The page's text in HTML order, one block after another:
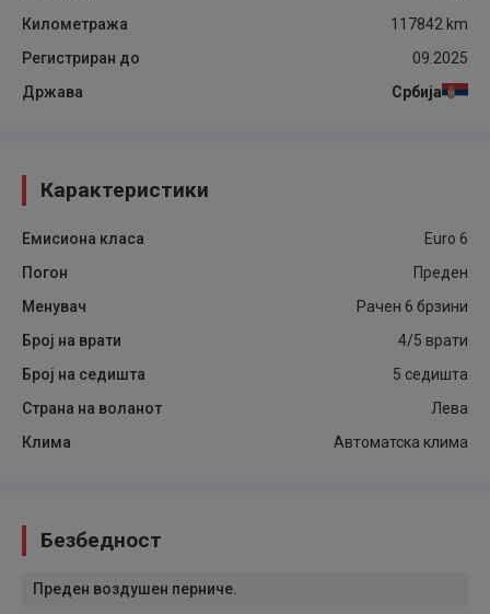
Километража
117842 km
Регистриран до
09.2025
Држава
Србија
Карактеристики
Емисиона класа
Euro 6
Погон
Преден
Менувач
Рачен 6 брзини
Број на врати
4/5 врати
Број на седишта
5 седишта
Страна на воланот
Лева
Клима
Автоматска клима
Безбедност
Преден воздушен перниче.